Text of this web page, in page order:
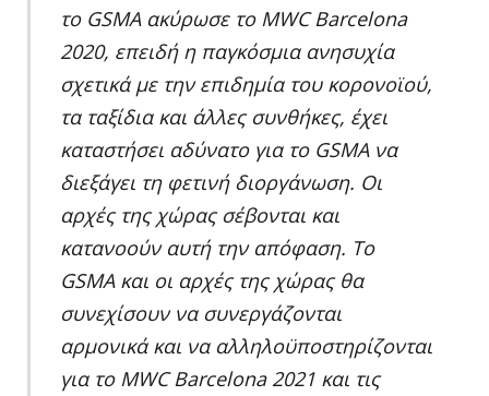
το GSMA ακύρωσε το MWC Barcelona
2020, επειδή η παγκόσμια ανησυχία
σχετικά με την επιδημία του κορονοϊού,
τα ταξίδια και άλλες συνθήκες, έχει
καταστήσει αδύνατο για το GSMA να
διεξάγει τη φετινή διοργάνωση. Οι
αρχές της χώρας σέβονται και
κατανοούν αυτή την απόφαση. Το
GSMA και οι αρχές της χώρας θα
συνεχίσουν να συνεργάζονται
αρμονικά και να αλληλοϋποστηρίζονται
για το MWC Barcelona 2021 και τις